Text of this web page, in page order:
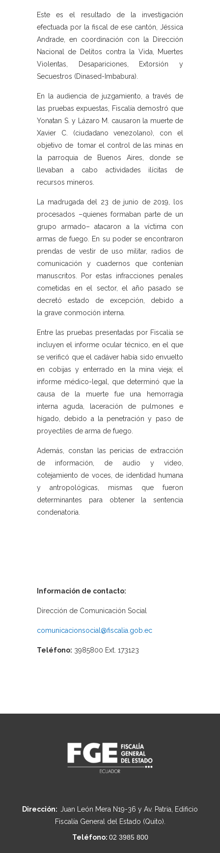
Este es el resultado de la investigación
efectuada por la fiscal de ese cantón, Jéssica
Andrade, en coordinación con la Dirección
Nacional de Delitos contra la Vida, Muertes
Violentas, Desapariciones, Extorsión y
Secuestros (Dinased-Imbabura).
En la audiencia de juzgamiento, a través de
las pruebas expuestas, Fiscalía demostró que
Yonatan S. y Lázaro M. causaron la muerte de
Xavier C. (ciudadano venezolano), con el
objetivo de tomar el control de las minas en
la parroquia de Buenos Aires, donde se
llevaban a cabo actividades ilícitas de
recursos mineros.
La madrugada del 23 de junio de 2019, los
procesados –quienes formaban parte de un
grupo armado– atacaron a la víctima con
armas de fuego. En su poder se encontraron
prendas de vestir de uso militar, radios de
comunicación y cuadernos que contenían
manuscritos. Por estas infracciones penales
cometidas en el sector, el año pasado se
decretó estado de excepción, debido a
la grave conmoción interna.
Entre las pruebas presentadas por Fiscalía se
incluyen el informe ocular técnico, en el que
se verificó que el cadáver había sido envuelto
en cobijas y enterrado en la mina vieja; el
informe médico-legal, que determinó que la
causa de la muerte fue una hemorragia
interna aguda, laceración de pulmones e
hígado, debido a la penetración y paso de
proyectiles de arma de fuego.
Además, constan las pericias de extracción
de información, de audio y video,
cotejamiento de voces, de identidad humana
y antropológicas, mismas que fueron
determinantes para obtener la sentencia
condenatoria.
Información de contacto:
Dirección de Comunicación Social
comunicacionsocial@fiscalia.gob.ec
Teléfono: 3985800 Ext. 173123
Dirección: Juan León Mera N19-36 y Av. Patria, Edificio
Fiscalía General del Estado (Quito).
Teléfono: 02 3985 800